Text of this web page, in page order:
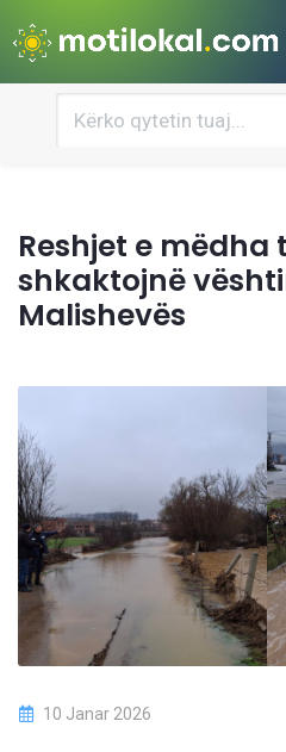
Reshjet e mëdha
shkaktojnë
Malishevës
10 Janar 2026